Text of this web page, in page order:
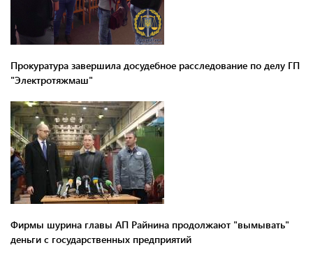
Прокуратура завершила досудебное расследование по делу ГП
"Электротяжмаш"
Фирмы шурина главы АП Райнина продолжают "вымывать"
деньги с государственных предприятий